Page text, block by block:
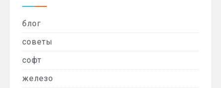
блог
советы
софт
железо